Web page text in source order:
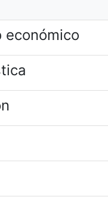
económico